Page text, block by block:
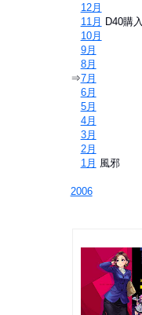
12月
11月 D40購入
10月
9月
8月
⇒7月
6月
5月
4月
3月
2月
1月 風邪
2006